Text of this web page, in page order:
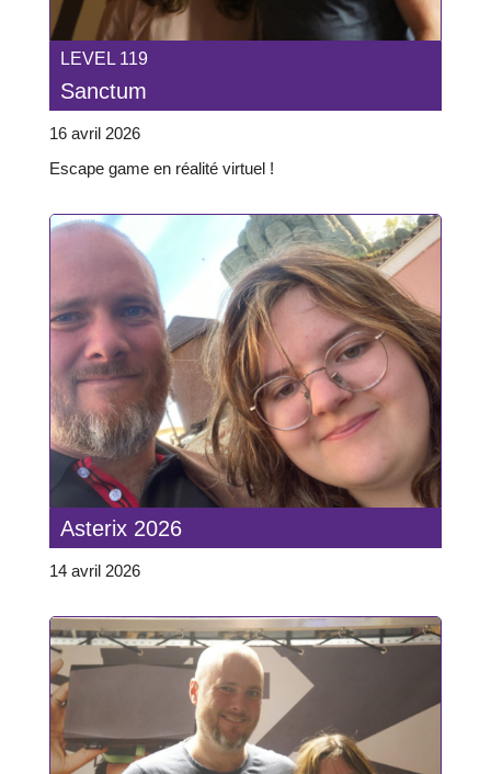
LEVEL 119
Sanctum
16 avril 2026
Escape game en réalité virtuel !
Asterix 2026
14 avril 2026